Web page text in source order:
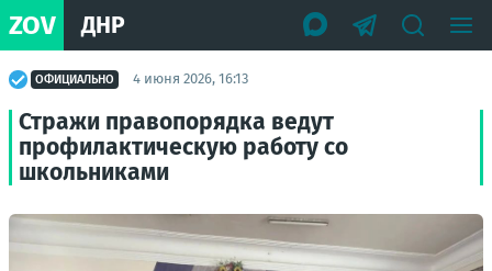
ZOV ДНР
ОФИЦИАЛЬНО 4 июня 2026, 16:13
Стражи правопорядка ведут
профилактическую работу со
школьниками